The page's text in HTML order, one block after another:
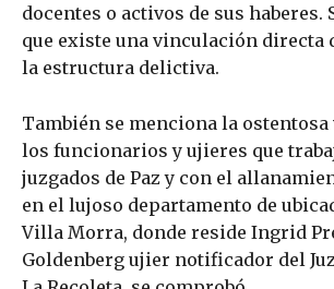
docentes o activos de sus haberes.
que existe una vinculación directa
la estructura delictiva.
También se menciona la
los funcionarios y ujieres que
juzgados de Paz y con el
en el lujoso departamento de
Villa Morra, donde reside Ingrid
Goldenberg ujier notificador del